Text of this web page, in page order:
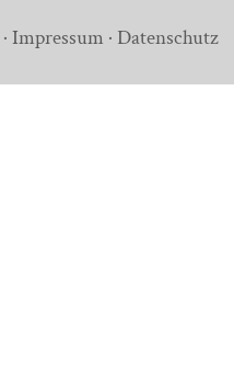
· Impressum · Datenschutz